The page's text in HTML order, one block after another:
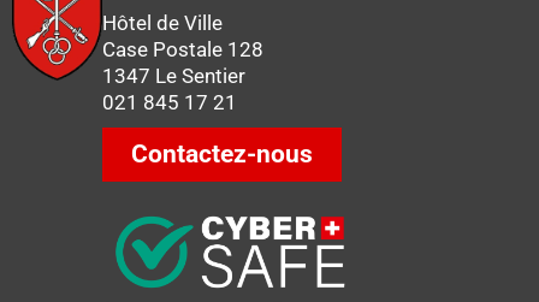
Hôtel de Ville
Case Postale 128
1347 Le Sentier
021 845 17 21
Contactez-nous